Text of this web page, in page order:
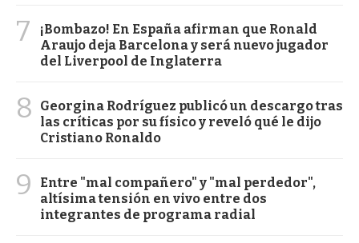
7
¡Bombazo! En España afirman que Ronald
Araujo deja Barcelona y será nuevo jugador
del Liverpool de Inglaterra
8
Georgina Rodríguez publicó un descargo tras
las críticas por su físico y reveló qué le dijo
Cristiano Ronaldo
9
Entre "mal compañero" y "mal perdedor",
altísima tensión en vivo entre dos
integrantes de programa radial